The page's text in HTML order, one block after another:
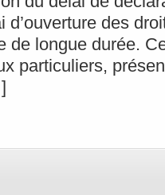
d’ouverture des
de longue durée.
particuliers,